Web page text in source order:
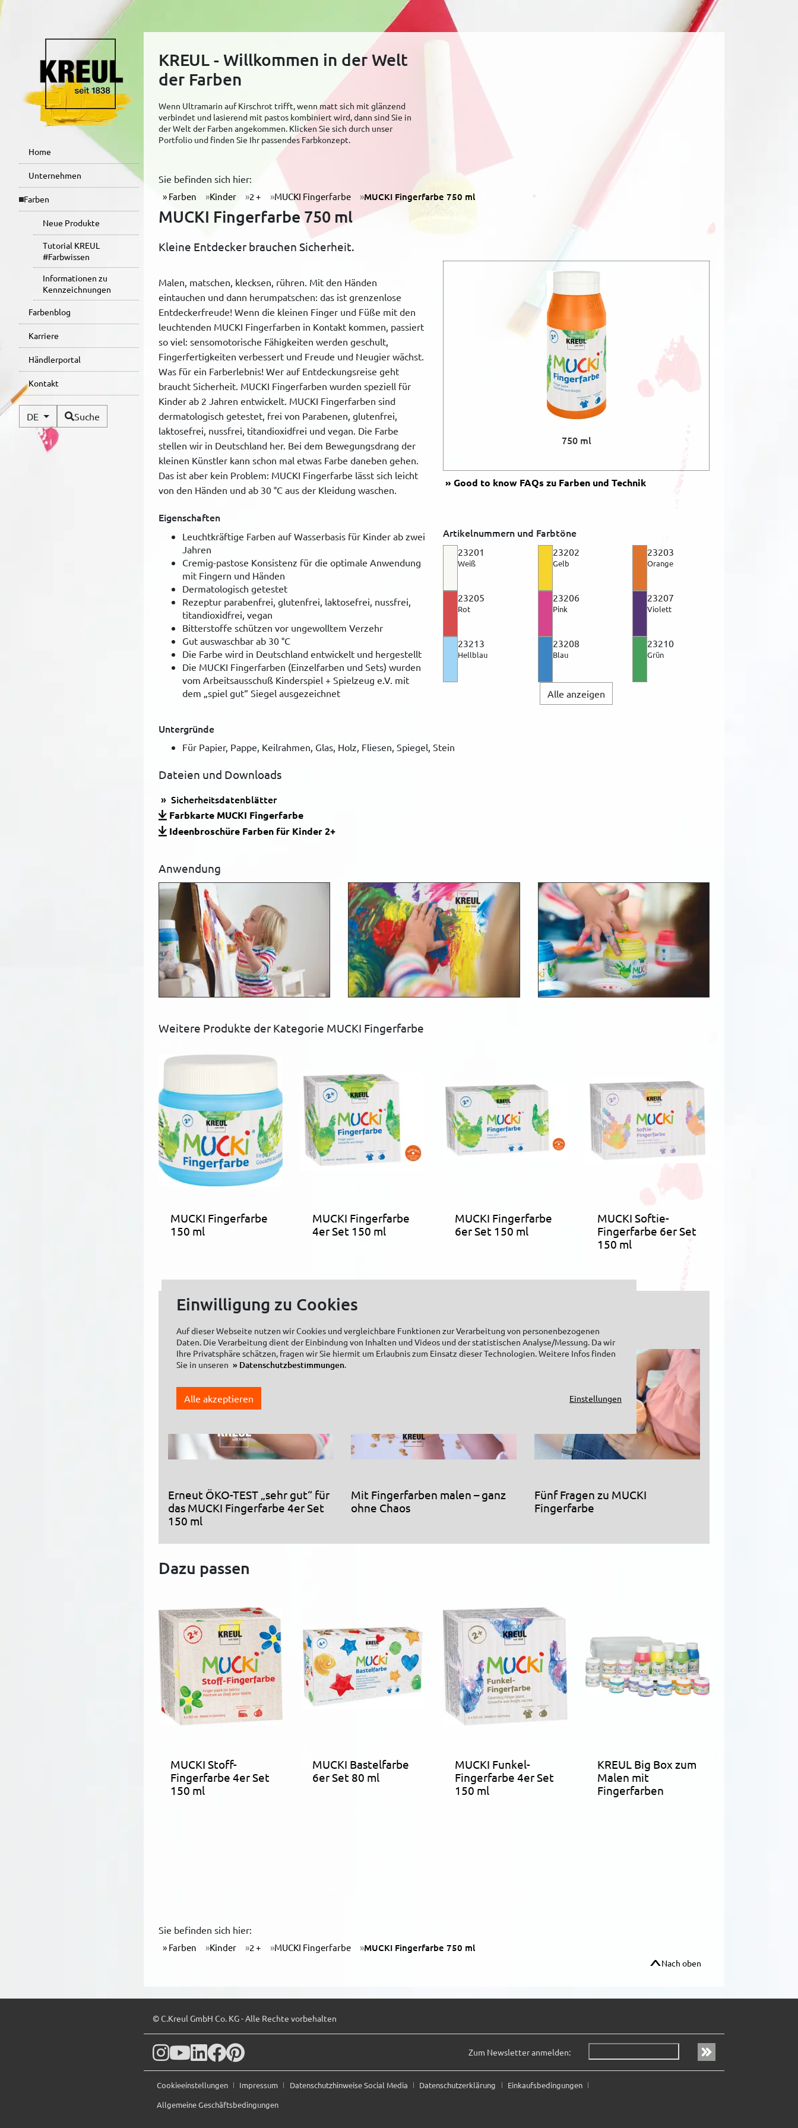
Home
Unternehmen
Farben
Neue Produkte
Tutorial KREUL
#Farbwissen
Informationen zu
Kennzeichnungen
Farbenblog
Karriere
Händlerportal
Kontakt
DE Verfügbare Sprachen
Suche
KREUL - Willkommen in der Welt
der Farben
Wenn Ultramarin auf Kirschrot trifft, wenn matt sich mit glänzend
verbindet und lasierend mit pastos kombiniert wird, dann sind Sie in
der Welt der Farben angekommen. Klicken Sie sich durch unser
Portfolio und finden Sie Ihr passendes Farbkonzept.
Sie befinden sich hier:
Farben Kinder 2 + MUCKI Fingerfarbe MUCKI Fingerfarbe 750 ml
MUCKI Fingerfarbe 750 ml
Kleine Entdecker brauchen Sicherheit.
Malen, matschen, klecksen, rühren. Mit den Händen
eintauchen und dann herumpatschen: das ist grenzenlose
Entdeckerfreude! Wenn die kleinen Finger und Füße mit den
leuchtenden MUCKI Fingerfarben in Kontakt kommen, passiert
so viel: sensomotorische Fähigkeiten werden geschult,
Fingerfertigkeiten verbessert und Freude und Neugier wächst.
Was für ein Farberlebnis! Wer auf Entdeckungsreise geht
braucht Sicherheit. MUCKI Fingerfarben wurden speziell für
Kinder ab 2 Jahren entwickelt. MUCKI Fingerfarben sind
dermatologisch getestet, frei von Parabenen, glutenfrei,
laktosefrei, nussfrei, titandioxidfrei und vegan. Die Farbe
stellen wir in Deutschland her. Bei dem Bewegungsdrang der
kleinen Künstler kann schon mal etwas Farbe daneben gehen.
Das ist aber kein Problem: MUCKI Fingerfarbe lässt sich leicht
von den Händen und ab 30 °C aus der Kleidung waschen.
Eigenschaften
Leuchtkräftige Farben auf Wasserbasis für Kinder ab zwei
Jahren
Cremig-pastose Konsistenz für die optimale Anwendung
mit Fingern und Händen
Dermatologisch getestet
Rezeptur parabenfrei, glutenfrei, laktosefrei, nussfrei,
titandioxidfrei, vegan
Bitterstoffe schützen vor ungewolltem Verzehr
Gut auswaschbar ab 30 °C
Die Farbe wird in Deutschland entwickelt und hergestellt
Die MUCKI Fingerfarben (Einzelfarben und Sets) wurden
vom Arbeitsausschuß Kinderspiel + Spielzeug e.V. mit
dem „spiel gut“ Siegel ausgezeichnet
750 ml
Good to knowFAQs zu Farben und Technik
Artikelnummern und Farbtöne
23201
Weiß
23202
Gelb
23203
Orange
23205
Rot
23206
Pink
23207
Violett
23213
Hellblau
23208
Blau
23210
Grün
Alle anzeigen
Untergründe
Für Papier, Pappe, Keilrahmen, Glas, Holz, Fliesen, Spiegel, Stein
Dateien und Downloads
Sicherheitsdatenblätter
Farbkarte MUCKI Fingerfarbe
Ideenbroschüre Farben für Kinder 2+
Anwendung
Weitere Produkte der Kategorie MUCKI Fingerfarbe
MUCKI Fingerfarbe
150 ml
MUCKI Fingerfarbe
4er Set 150 ml
MUCKI Fingerfarbe
6er Set 150 ml
MUCKI Softie-
Fingerfarbe 6er Set
150 ml
Ideen und Inspirationen
Erneut ÖKO-TEST „sehr gut“ für
das MUCKI Fingerfarbe 4er Set
150 ml
Mit Fingerfarben malen – ganz
ohne Chaos
Fünf Fragen zu MUCKI
Fingerfarbe
Dazu passen
MUCKI Stoff-
Fingerfarbe 4er Set
150 ml
MUCKI Bastelfarbe
6er Set 80 ml
MUCKI Funkel-
Fingerfarbe 4er Set
150 ml
KREUL Big Box zum
Malen mit
Fingerfarben
Sie befinden sich hier:
Farben Kinder 2 + MUCKI Fingerfarbe MUCKI Fingerfarbe 750 ml
Nach oben
© C.Kreul GmbH Co. KG - Alle Rechte vorbehalten
Zum Newsletter anmelden:
Cookieeinstellungen Impressum Datenschutzhinweise Social Media Datenschutzerklärung
Einkaufsbedingungen
Allgemeine Geschäftsbedingungen
Einwilligung zu Cookies
Auf dieser Webseite nutzen wir Cookies und vergleichbare Funktionen zur Verarbeitung von personenbezogenen
Daten. Die Verarbeitung dient der Einbindung von Inhalten und Videos und der statistischen Analyse/Messung. Da wir
Ihre Privatsphäre schätzen, fragen wir Sie hiermit um Erlaubnis zum Einsatz dieser Technologien. Weitere Infos finden
Sie in unseren
Datenschutzbestimmungen.
Alle akzeptieren Einstellungen